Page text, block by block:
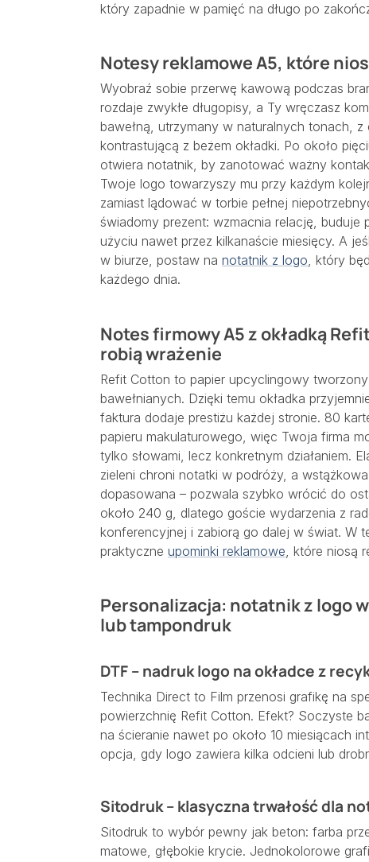
który zapadnie w pamięć na długo po
Notesy reklamowe A5, które
Wyobraź sobie przerwę kawową podczas
rozdaje zwykłe długopisy, a Ty wręczasz
bawełną, utrzymany w naturalnych tonach, z
kontrastującą z beżem okładki. Po około
otwiera notatnik, by zanotować ważny
Twoje logo towarzyszy mu przy każdym
zamiast lądować w torbie pełnej
świadomy prezent: wzmacnia relację,
użyciu nawet przez kilkanaście miesięcy. A
w biurze, postaw na notatnik z logo, który
każdego dnia.
Notes firmowy A5 z okładką
robią wrażenie
Refit Cotton to papier upcyclingowy
bawełnianych. Dzięki temu okładka
faktura dodaje prestiżu każdej stronie. 80
papieru makulaturowego, więc Twoja firma
tylko słowami, lecz konkretnym działaniem.
zieleni chroni notatki w podróży, a
dopasowana – pozwala szybko wrócić do
około 240 g, dlatego goście wydarzenia z
konferencyjnej i zabiorą go dalej w świat. W
praktyczne upominki reklamowe , które niosą
Personalizacja: notatnik z logo
lub tampondruk
DTF – nadruk logo na okładce z
Technika Direct to Film przenosi grafikę na
powierzchnię Refit Cotton. Efekt? Soczyste
na ścieranie nawet po około 10 miesiącach
opcja, gdy logo zawiera kilka odcieni lub
Sitodruk – klasyczna trwałość dla
Sitodruk to wybór pewny jak beton: farba
matowe, głębokie krycie. Jednokolorowe